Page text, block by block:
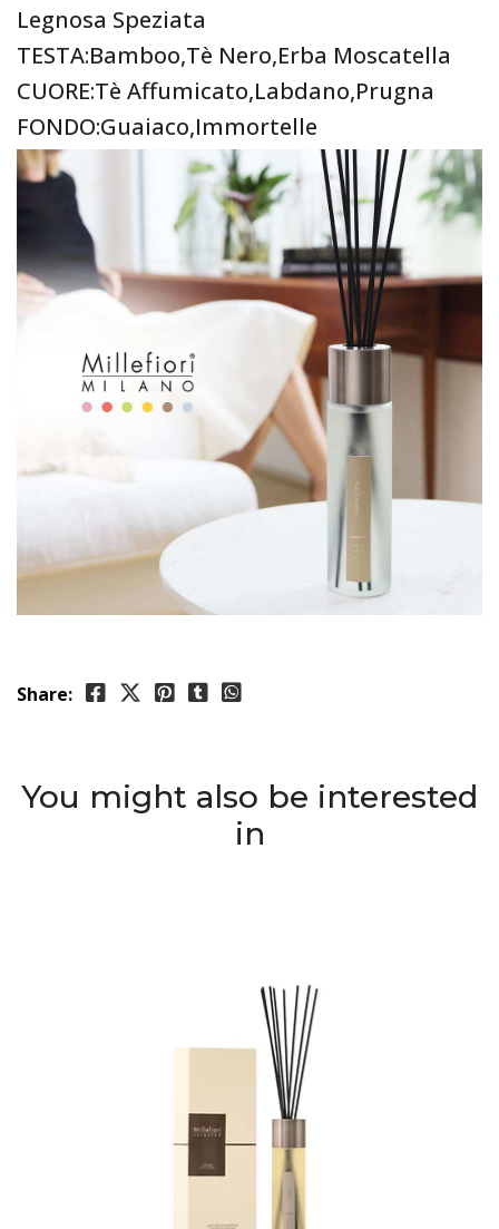
Legnosa Speziata
TESTA:Bamboo,Tè Nero,Erba Moscatella
CUORE:Tè Affumicato,Labdano,Prugna
FONDO:Guaiaco,Immortelle
Share:
You might also be interested
in